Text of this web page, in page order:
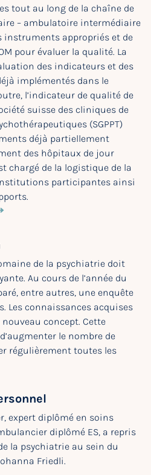
tout au long de la chaîne de
– ambulatoire intermédiaire
instruments appropriés et de
pour évaluer la qualité. La
des indicateurs et des
implémentés dans le
l’indicateur de qualité de
suisse des cliniques de
(SGPPT)
déjà partiellement
des hôpitaux de jour
chargé de la logistique de la
participantes ainsi
de la psychiatrie doit
Au cours de l’année du
entre autres, une enquête
Les connaissances acquises
concept. Cette
le nombre de
régulièrement toutes les
expert diplômé en soins
diplômé ES, a repris
la psychiatrie au sein du
Friedli.